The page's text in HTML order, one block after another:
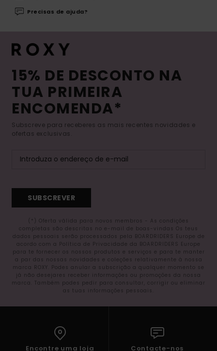
Precisas de ajuda?
15% DE DESCONTO NA
TUA PRIMEIRA
ENCOMENDA*
Subscreve para receberes as mais recentes novidades e
ofertas exclusivas.
SUBSCREVER
(*) Oferta válida para novos membros - As condições
completas são descritas no e-mail de boas-vindas Os teus
dados pessoais serão processados pela BOARDRIDERS Europe de
acordo com a Política de Privacidade da BOARDRIDERS Europe
para te fornecer os nossos produtos e serviços e para te manter
a par das nossas novidades e coleções relativamente à nossa
marca ROXY. Podes anular a subscrição a qualquer momento se
já não desejares receber informações ou promoções da nossa
marca. Também podes pedir para consultar, corrigir ou eliminar
as tuas informações pessoais.
Encontre uma loja Contacte-nos